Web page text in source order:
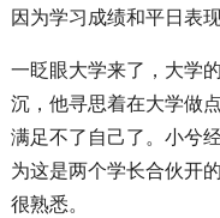
因为学习成绩和平日表
一眨眼大学来了，大学
沉，他寻思着在大学做
满足不了自己了。小兮
为这是两个学长合伙开
很熟悉。